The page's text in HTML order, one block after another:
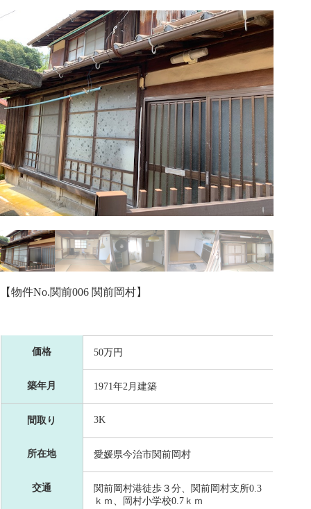
【物件No.関前006 関前岡村】
価格 50万円
築年月 1971年2月建築
間取り 3K
所在地 愛媛県今治市関前岡村
交通
関前岡村港徒歩３分、関前岡村支所0.3
ｋｍ、岡村小学校0.7ｋｍ